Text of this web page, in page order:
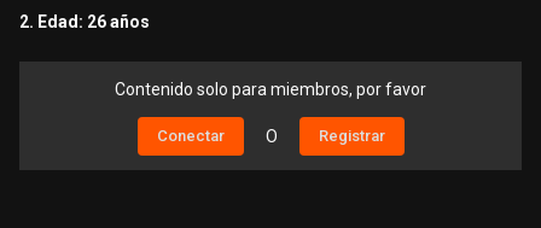
2. Edad: 26 años
Contenido solo para miembros, por favor
Conectar O Registrar